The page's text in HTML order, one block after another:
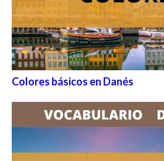
Colores básicos en Danés